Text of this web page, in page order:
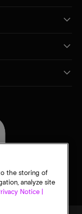
the storing of
analyze site
Notice |